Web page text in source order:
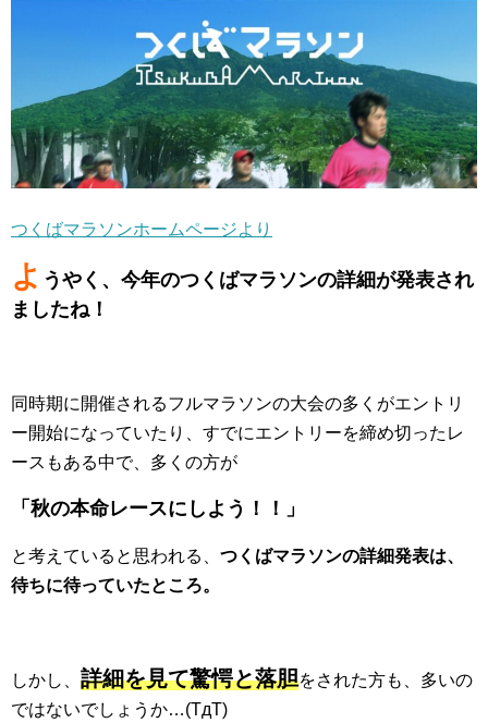
つくばマラソンホームページより
よ うやく、今年のつくばマラソンの詳細が発表され
ましたね！
同時期に開催されるフルマラソンの大会の多くがエントリ
ー開始になっていたり、すでにエントリーを締め切ったレ
ースもある中で、多くの方が
「秋の本命レースにしよう！！」
と考えていると思われる、 つくばマラソンの詳細発表は、
待ちに待っていたところ。
しかし、 詳細を見て驚愕と落胆をされた方も、多いの
ではないでしょうか…(TдT)